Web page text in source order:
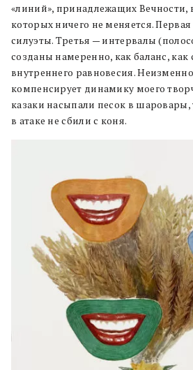
«линий», принадлежащих Вечности,
которых ничего не меняется.
силуэты. Третья — интервалы
созданы намеренно, как баланс, как
внутреннего равновесия.
компенсирует динамику моего
казаки насыпали песок в шаровары,
в атаке не сбили с коня.